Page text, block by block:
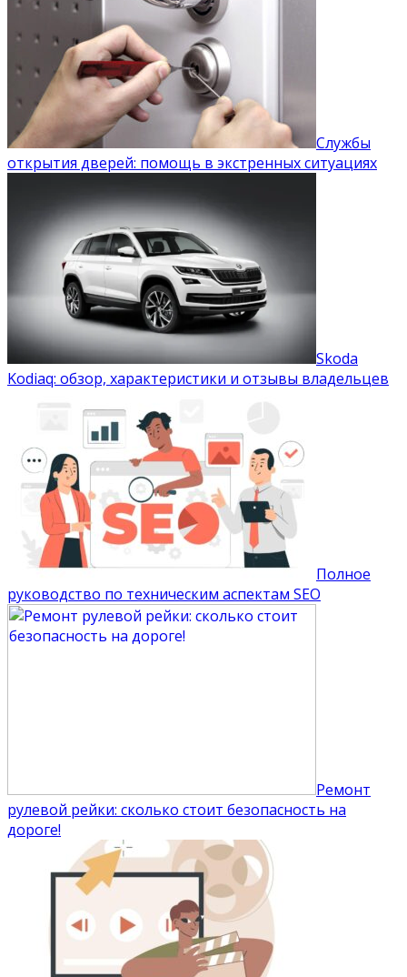
Службы
открытия дверей: помощь в экстренных ситуациях
Skoda
Kodiaq: обзор, характеристики и отзывы владельцев
Полное
руководство по техническим аспектам SEO
Ремонт
рулевой рейки: сколько стоит безопасность на
дороге!